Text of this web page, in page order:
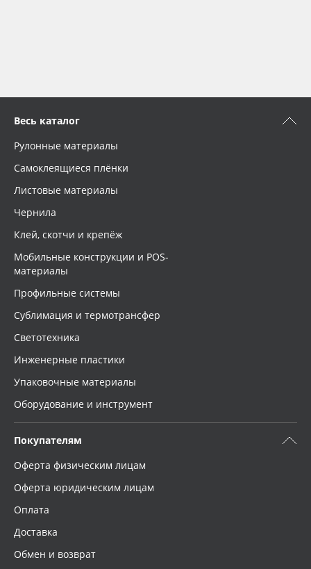
Весь каталог
Рулонные материалы
Самоклеящиеся плёнки
Листовые материалы
Чернила
Клей, скотчи и крепёж
Мобильные конструкции и POS-
материалы
Профильные системы
Сублимация и термотрансфер
Светотехника
Инженерные пластики
Упаковочные материалы
Оборудование и инструмент
Покупателям
Оферта физическим лицам
Оферта юридическим лицам
Оплата
Доставка
Обмен и возврат